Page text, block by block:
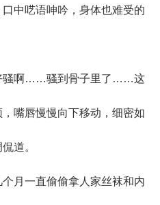
中呓语呻吟，身体也难受的
啊……骚到骨子里了……这
嘴唇慢慢向下移动，细密如
道。
月一直偷偷拿人家丝袜和内